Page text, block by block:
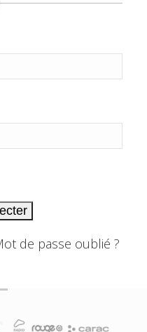
de passe oublié ?